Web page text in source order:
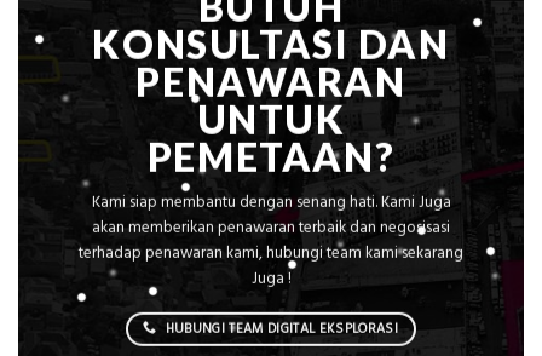
KONSULTASI DAN
PENAWARAN
UNTUK
PEMETAAN?
Kami siap membantu dengan senang hati. Kami Juga
akan memberikan penawaran terbaik dan negosisasi
terhadap penawaran kami, hubungi team kami sekarang
Juga !
HUBUNGI TEAM DIGITAL EKSPLORASI